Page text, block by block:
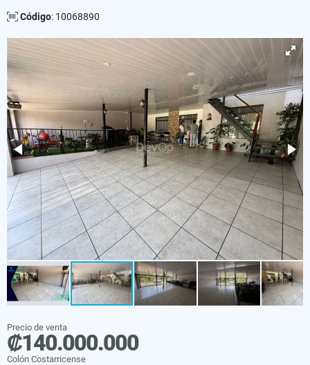
Código: 10068890
Precio de venta
₡140.000.000
Colón Costarricense